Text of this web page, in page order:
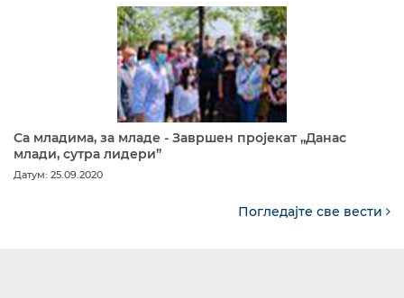
Са младима, за младе - Завршен пројекат „Данас
млади, сутра лидери”
Датум: 25.09.2020
Погледајте све вести